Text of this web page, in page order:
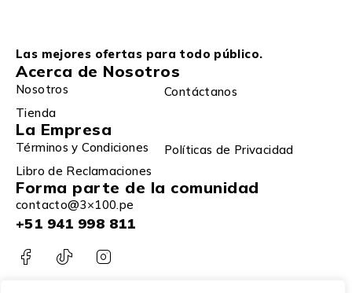
Las mejores ofertas para todo público.
Acerca de Nosotros
Nosotros
Contáctanos
Tienda
La Empresa
Términos y Condiciones
Políticas de Privacidad
Libro de Reclamaciones
Forma parte de la comunidad
contacto@3×100.pe
+51 941 998 811